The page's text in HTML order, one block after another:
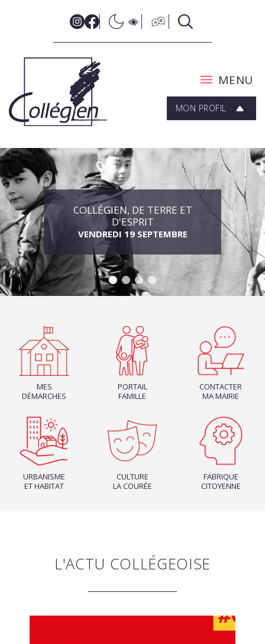
MENU
MON PROFIL
COLLÉGIEN, DE TERRE ET
D'ESPRIT
VENDREDI 19 SEPTEMBRE
MES
DÉMARCHES
PORTAIL
FAMILLE
CONTACTER
MA MAIRIE
URBANISME
ET HABITAT
CULTURE
LA COURÉE
FABRIQUE
CITOYENNE
L'ACTU COLLÉGEOISE